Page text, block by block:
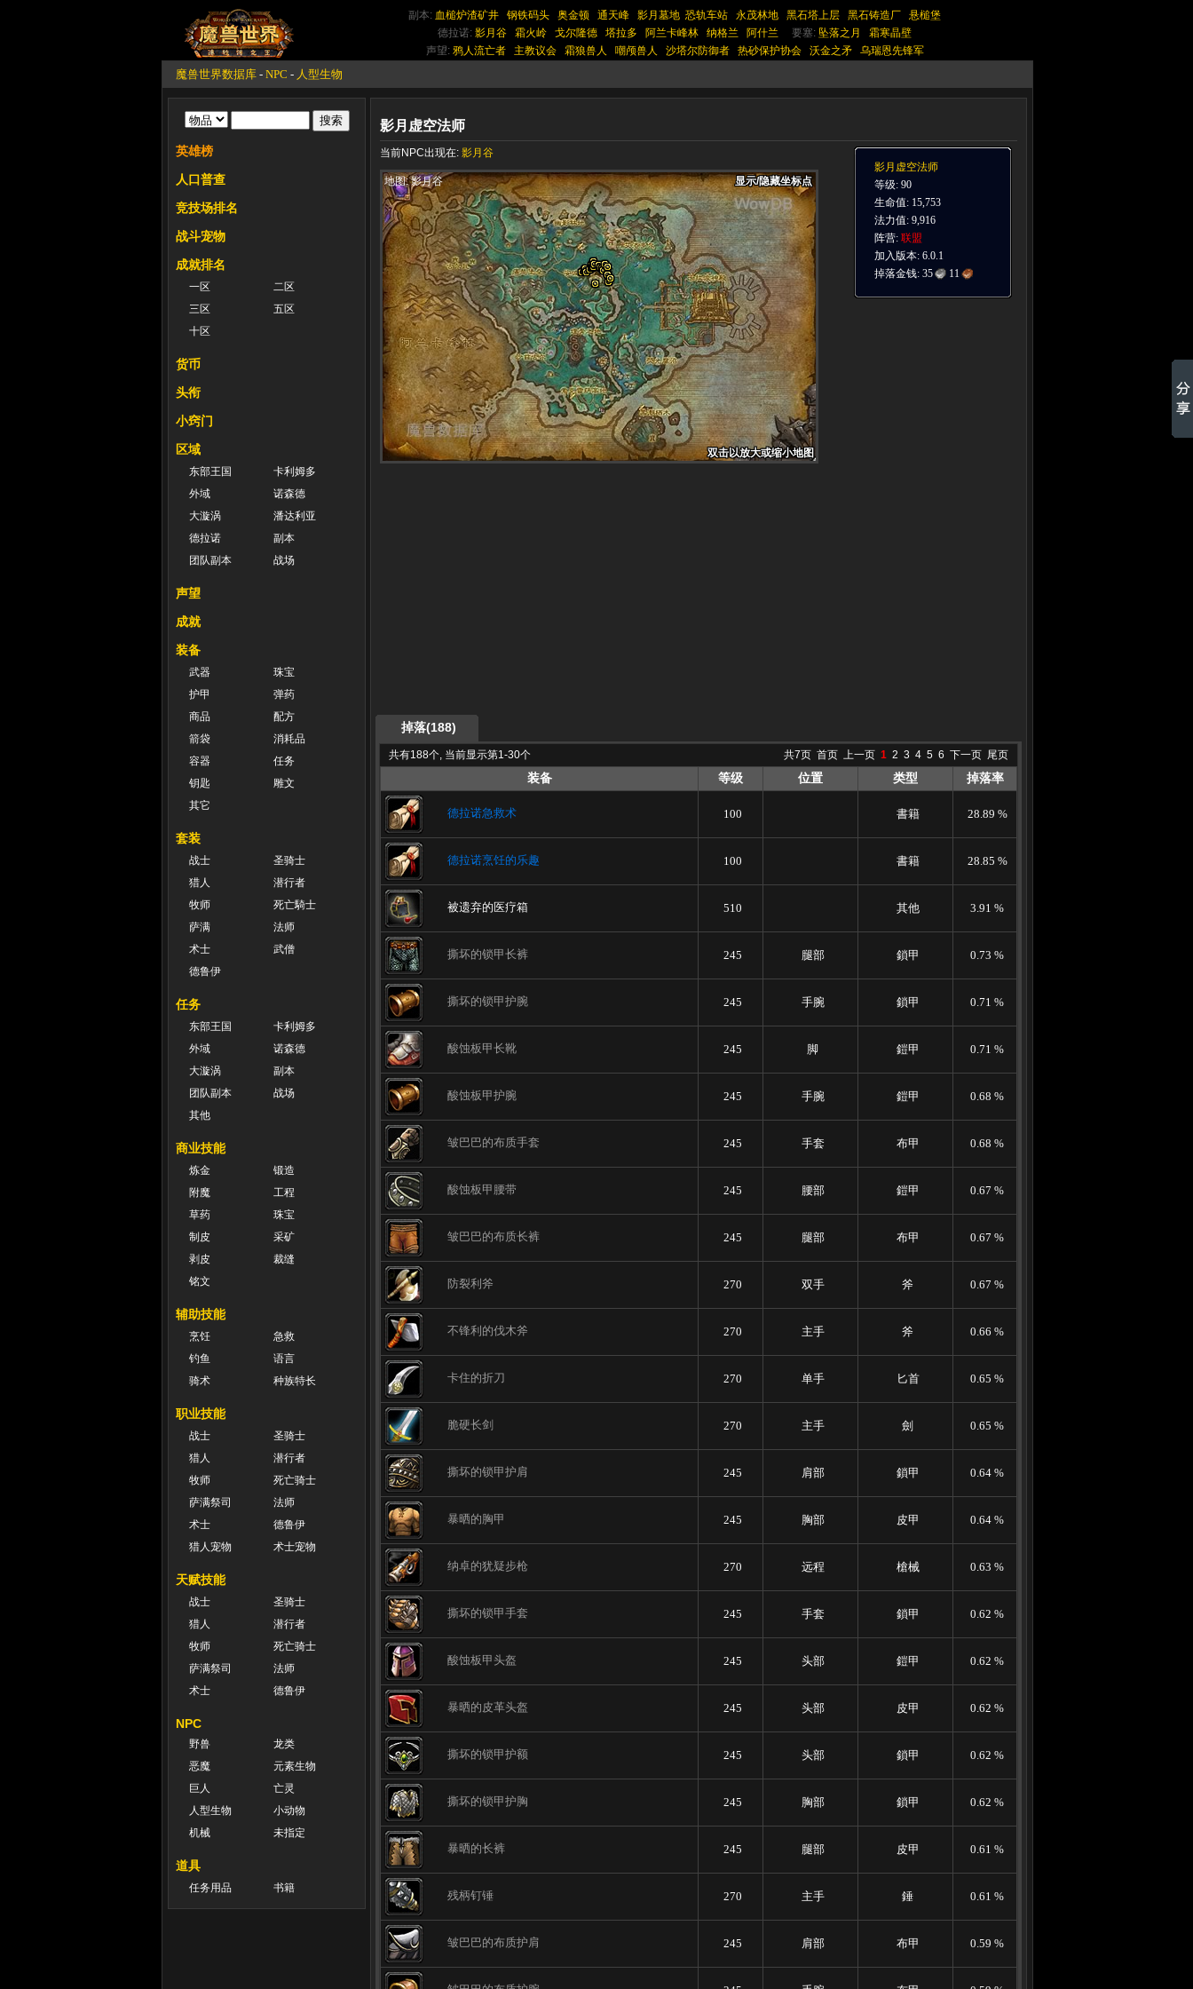
副本: 血槌炉渣矿井 钢铁码头 奥金顿 通天峰 影月墓地 恐轨车站 永茂林地 黑石塔上层 黑石铸造厂
悬槌堡
德拉诺: 影月谷 霜火岭 戈尔隆德 塔拉多 阿兰卡峰林 纳格兰 阿什兰 要塞: 坠落之月
霜寒晶壁
声望: 鸦人流亡者 主教议会 霜狼兽人 嘲颅兽人 沙塔尔防御者 热砂保护协会 沃金之矛 乌瑞恩先锋军
魔兽世界数据库 - NPC - 人型生物
英雄榜
人口普查
竞技场排名
战斗宠物
成就排名
一区
二区
三区
五区
十区
货币
头衔
小窍门
区域
东部王国
卡利姆多
外域
诺森德
大漩涡
潘达利亚
德拉诺
副本
团队副本
战场
声望
成就
装备
武器
珠宝
护甲
弹药
商品
配方
箭袋
消耗品
容器
任务
钥匙
雕文
其它
套装
战士
圣骑士
猎人
潜行者
牧师
死亡騎士
萨满
法师
术士
武僧
德鲁伊
任务
东部王国
卡利姆多
外域
诺森德
大漩涡
副本
团队副本
战场
其他
商业技能
炼金
锻造
附魔
工程
草药
珠宝
制皮
采矿
剥皮
裁缝
铭文
辅助技能
烹饪
急救
钓鱼
语言
骑术
种族特长
职业技能
战士
圣骑士
猎人
潜行者
牧师
死亡骑士
萨满祭司
法师
术士
德鲁伊
猎人宠物
术士宠物
天赋技能
战士
圣骑士
猎人
潜行者
牧师
死亡骑士
萨满祭司
法师
术士
德鲁伊
NPC
野兽
龙类
恶魔
元素生物
巨人
亡灵
人型生物
小动物
机械
未指定
道具
任务用品 书籍
影月虚空法师
当前NPC出现在: 影月谷
双击以放大或缩小地图
双击以放大或缩小地图
双击以放大或缩小地图
双击以放大或缩小地图
双击以放大或缩小地图
双击以放大或缩小地图
双击以放大或缩小地图
双击以放大或缩小地图
双击以放大或缩小地图
地图: 影月谷 显示/隐藏坐标点
显示/隐藏坐标点
显示/隐藏坐标点
显示/隐藏坐标点
显示/隐藏坐标点
显示/隐藏坐标点
显示/隐藏坐标点
显示/隐藏坐标点
显示/隐藏坐标点
影月虚空法师
等级: 90
生命值: 15,753
法力值: 9,916
阵营: 联盟
加入版本: 6.0.1
掉落金钱: 35 11
掉落(188)
共有188个, 当前显示第1-30个 共7页 首页 上一页 1 2 3 4 5 6 下一页 尾页
装备 等级 位置 类型 掉落率
德拉诺急救术 100 書籍 28.89 %
德拉诺烹饪的乐趣 100 書籍 28.85 %
被遗弃的医疗箱 510 其他 3.91 %
撕坏的锁甲长裤 245 腿部 鎖甲 0.73 %
撕坏的锁甲护腕 245 手腕 鎖甲 0.71 %
酸蚀板甲长靴 245 脚 鎧甲 0.71 %
酸蚀板甲护腕 245 手腕 鎧甲 0.68 %
皱巴巴的布质手套 245 手套 布甲 0.68 %
酸蚀板甲腰带 245 腰部 鎧甲 0.67 %
皱巴巴的布质长裤 245 腿部 布甲 0.67 %
防裂利斧 270 双手 斧 0.67 %
不锋利的伐木斧 270 主手 斧 0.66 %
卡住的折刀 270 单手 匕首 0.65 %
脆硬长剑 270 主手 劍 0.65 %
撕坏的锁甲护肩 245 肩部 鎖甲 0.64 %
暴晒的胸甲 245 胸部 皮甲 0.64 %
纳卓的犹疑步枪 270 远程 槍械 0.63 %
撕坏的锁甲手套 245 手套 鎖甲 0.62 %
酸蚀板甲头盔 245 头部 鎧甲 0.62 %
暴晒的皮革头盔 245 头部 皮甲 0.62 %
撕坏的锁甲护额 245 头部 鎖甲 0.62 %
撕坏的锁甲护胸 245 胸部 鎖甲 0.62 %
暴晒的长裤 245 腿部 皮甲 0.61 %
残柄钉锤 270 主手 錘 0.61 %
皱巴巴的布质护肩 245 肩部 布甲 0.59 %